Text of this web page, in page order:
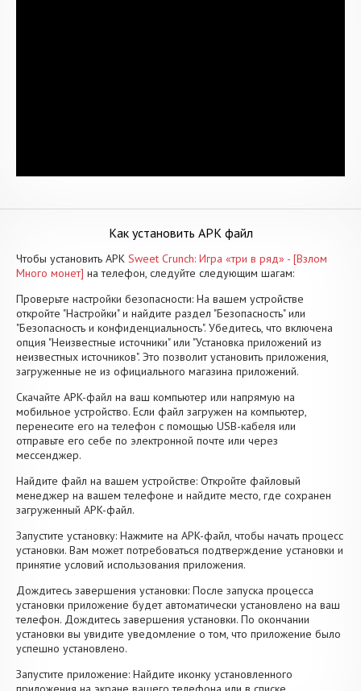
Как установить APK файл
Чтобы установить APK Sweet Crunch: Игра «три в ряд» - [Взлом
Много монет] на телефон, следуйте следующим шагам:
Проверьте настройки безопасности: На вашем устройстве
откройте "Настройки" и найдите раздел "Безопасность" или
"Безопасность и конфиденциальность". Убедитесь, что включена
опция "Неизвестные источники" или "Установка приложений из
неизвестных источников". Это позволит установить приложения,
загруженные не из официального магазина приложений.
Скачайте APK-файл на ваш компьютер или напрямую на
мобильное устройство. Если файл загружен на компьютер,
перенесите его на телефон с помощью USB-кабеля или
отправьте его себе по электронной почте или через
мессенджер.
Найдите файл на вашем устройстве: Откройте файловый
менеджер на вашем телефоне и найдите место, где сохранен
загруженный APK-файл.
Запустите установку: Нажмите на APK-файл, чтобы начать процесс
установки. Вам может потребоваться подтверждение установки и
принятие условий использования приложения.
Дождитесь завершения установки: После запуска процесса
установки приложение будет автоматически установлено на ваш
телефон. Дождитесь завершения установки. По окончании
установки вы увидите уведомление о том, что приложение было
успешно установлено.
Запустите приложение: Найдите иконку установленного